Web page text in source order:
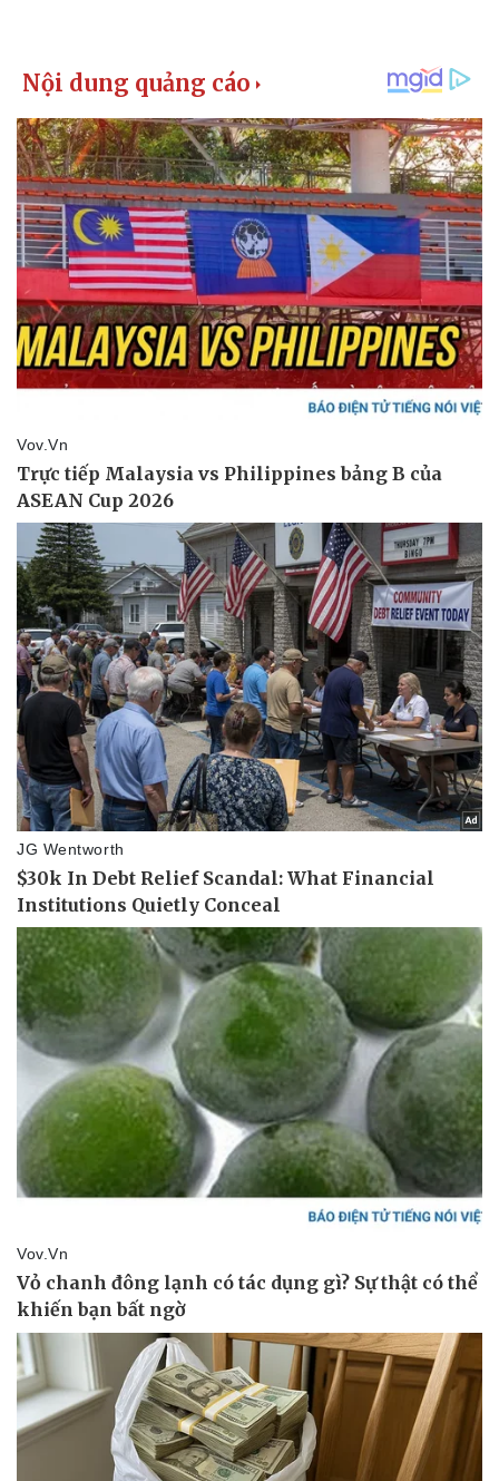
Doanh nghiệp
Thông tin doanh nghiệp
Doanh nghiệp 24h
Doanh nhân
Vì cộng đồng
Công nghệ
Sành điệu
Tin Công nghệ
Trải nghiệm
Chuyển đổi số